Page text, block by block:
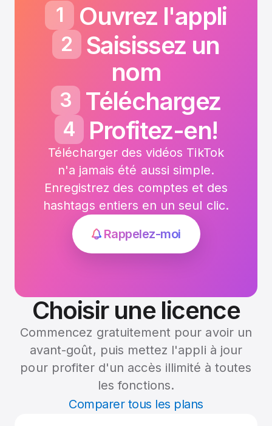
1 Ouvrez l'appli
2
Saisissez un
nom
3 Téléchargez
4 Profitez-en!
Télécharger des vidéos TikTok
n'a jamais été aussi simple.
Enregistrez des comptes et des
hashtags entiers en un seul clic.
Rappelez-moi
Choisir une licence
Commencez gratuitement pour avoir un
avant-goût, puis mettez l'appli à jour
pour profiter d'un accès illimité à toutes
les fonctions.
Comparer tous les plans